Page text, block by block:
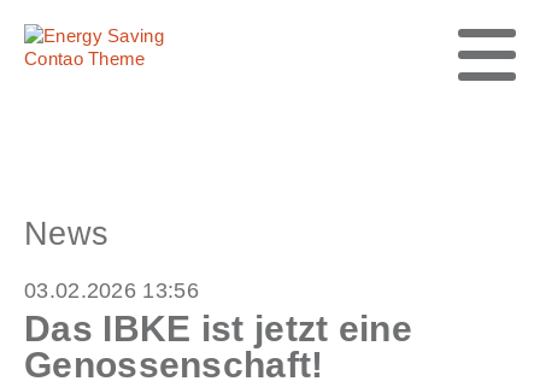
News
03.02.2026 13:56
Das IBKE ist jetzt eine
Genossenschaft!